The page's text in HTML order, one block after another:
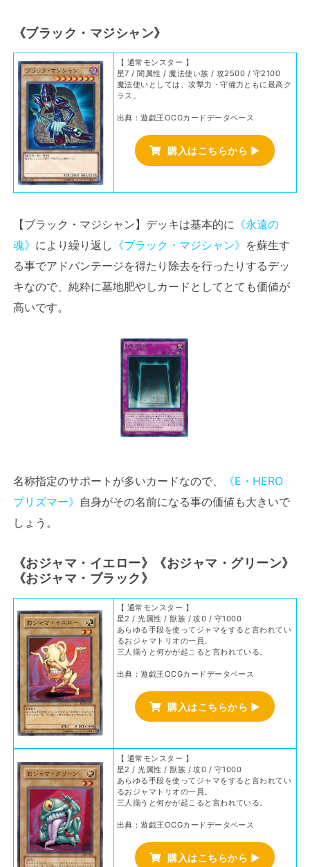
《ブラック・マジシャン》
【 通常モンスター 】
星7 / 闇属性 / 魔法使い族 / 攻2500 / 守2100
魔法使いとしては、攻撃力・守備力ともに最高ク
ラス。
出典：遊戯王OCGカードデータベース
購入はこちらから ▶
【ブラック・マジシャン】デッキは基本的に 《永遠の
魂》 により繰り返し 《ブラック・マジシャン》 を蘇生す
る事でアドバンテージを得たり除去を行ったりするデッ
キなので、純粋に墓地肥やしカードとしてとても価値が
高いです。
名称指定のサポートが多いカードなので、
《E・HERO
プリズマー》 自身がその名前になる事の価値も大きいで
しょう。
《おジャマ・イエロー》《おジャマ・グリーン》
《おジャマ・ブラック》
【 通常モンスター 】
星2 / 光属性 / 獣族 / 攻0 / 守1000
あらゆる手段を使ってジャマをすると言われてい
るおジャマトリオの一員。
三人揃うと何かが起こると言われている。
出典：遊戯王OCGカードデータベース
購入はこちらから ▶
【 通常モンスター 】
星2 / 光属性 / 獣族 / 攻0 / 守1000
あらゆる手段を使ってジャマをすると言われてい
るおジャマトリオの一員。
三人揃うと何かが起こると言われている。
出典：遊戯王OCGカードデータベース
購入はこちらから ▶